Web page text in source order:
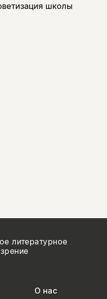
школы
литературное
О нас